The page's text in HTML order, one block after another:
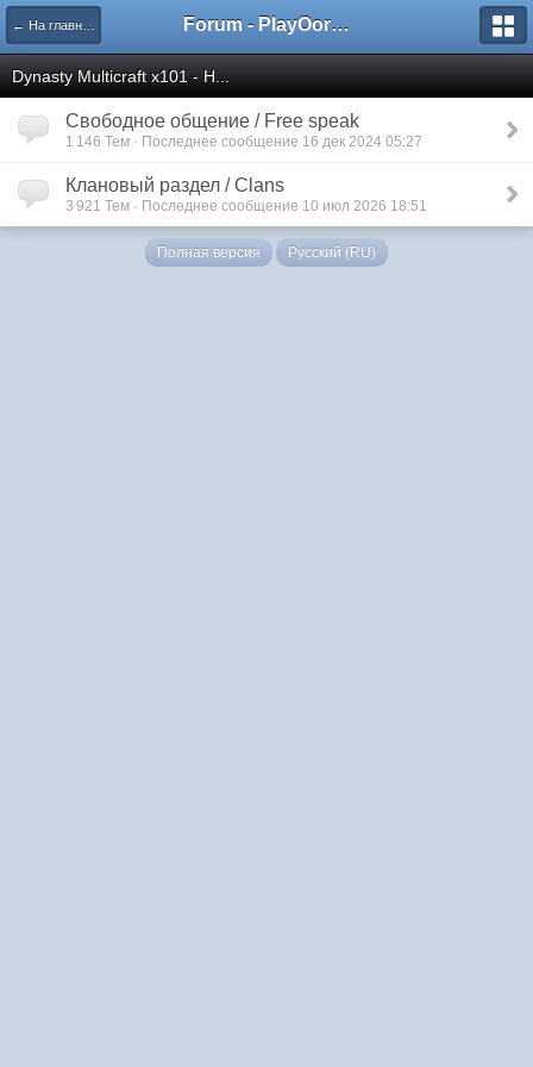
← На главную Forum - PlayOorbis.net
Dynasty Multicraft x101 - Н...
Свободное общение / Free speak
1 146 Тем · Последнее сообщение 16 дек 2024 05:27
Клановый раздел / Clans
3 921 Тем · Последнее сообщение 10 июл 2026 18:51
Полная версия Русский (RU)